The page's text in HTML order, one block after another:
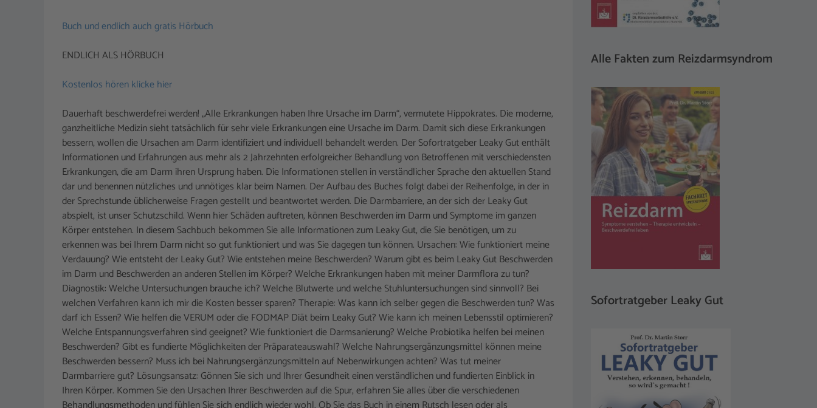
Buch und endlich auch gratis Hörbuch
ENDLICH ALS HÖRBUCH
Kostenlos hören klicke hier
Dauerhaft beschwerdefrei werden! „Alle Erkrankungen haben Ihre Ursache im Darm“, vermutete Hippokrates. Die moderne,
ganzheitliche Medizin sieht tatsächlich für sehr viele Erkrankungen eine Ursache im Darm. Damit sich diese Erkrankungen
bessern, wollen die Ursachen am Darm identifiziert und individuell behandelt werden. Der Sofortratgeber Leaky Gut enthält
Informationen und Erfahrungen aus mehr als 2 Jahrzehnten erfolgreicher Behandlung von Betroffenen mit verschiedensten
Erkrankungen, die am Darm ihren Ursprung haben. Die Informationen stellen in verständlicher Sprache den aktuellen Stand
dar und benennen nützliches und unnötiges klar beim Namen. Der Aufbau des Buches folgt dabei der Reihenfolge, in der in
der Sprechstunde üblicherweise Fragen gestellt und beantwortet werden. Die Darmbarriere, an der sich der Leaky Gut
abspielt, ist unser Schutzschild. Wenn hier Schäden auftreten, können Beschwerden im Darm und Symptome im ganzen
Körper entstehen. In diesem Sachbuch bekommen Sie alle Informationen zum Leaky Gut, die Sie benötigen, um zu
erkennen was bei Ihrem Darm nicht so gut funktioniert und was Sie dagegen tun können. Ursachen: Wie funktioniert meine
Verdauung? Wie entsteht der Leaky Gut? Wie entstehen meine Beschwerden? Warum gibt es beim Leaky Gut Beschwerden
im Darm und Beschwerden an anderen Stellen im Körper? Welche Erkrankungen haben mit meiner Darmflora zu tun?
Diagnostik: Welche Untersuchungen brauche ich? Welche Blutwerte und welche Stuhluntersuchungen sind sinnvoll? Bei
welchen Verfahren kann ich mir die Kosten besser sparen? Therapie: Was kann ich selber gegen die Beschwerden tun? Was
darf ich Essen? Wie helfen die VERUM oder die FODMAP Diät beim Leaky Gut? Wie kann ich meinen Lebensstil optimieren?
Welche Entspannungsverfahren sind geeignet? Wie funktioniert die Darmsanierung? Welche Probiotika helfen bei meinen
Beschwerden? Gibt es fundierte Möglichkeiten der Präparateauswahl? Welche Nahrungsergänzungsmittel können meine
Beschwerden bessern? Muss ich bei Nahrungsergänzungsmitteln auf Nebenwirkungen achten? Was tut meiner
Darmbarriere gut? Lösungsansatz: Gönnen Sie sich und Ihrer Gesundheit einen verständlichen und fundierten Einblick in
Ihren Körper. Kommen Sie den Ursachen Ihrer Beschwerden auf die Spur, erfahren Sie alles über die verschiedenen
Alle Fakten zum Reizdarmsyndrom
Sofortratgeber Leaky Gut